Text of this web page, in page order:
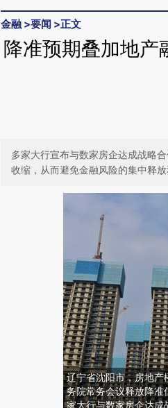
金融 >要闻 >正文
降准预期叠加地产
多家大行宣布与数家房企达成战略
收缩，从而避免金融风险的集中释
辽宁省沈阳市，房地产
务院常务会议释放降准
家大行与数家房企达